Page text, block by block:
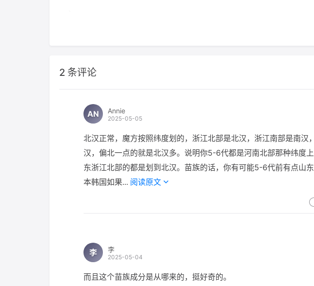
2 条评论
AN Annie
2025-05-05
北汉正常，魔方按照纬度划的，浙江北部是北汉，浙江南部是南汉
汉，偏北一点的就是北汉多。说明你5-6代都是河南北部那种纬度
东浙江北部的都是划到北汉。苗族的话，你有可能5-6代前有点山
本韩国如果... 阅读原文
李 李
2025-05-04
而且这个苗族成分是从哪来的，挺好奇的。